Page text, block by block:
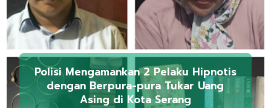
Polisi Mengamankan 2 Pelaku Hipnotis
dengan Berpura-pura Tukar Uang
Asing di Kota Serang